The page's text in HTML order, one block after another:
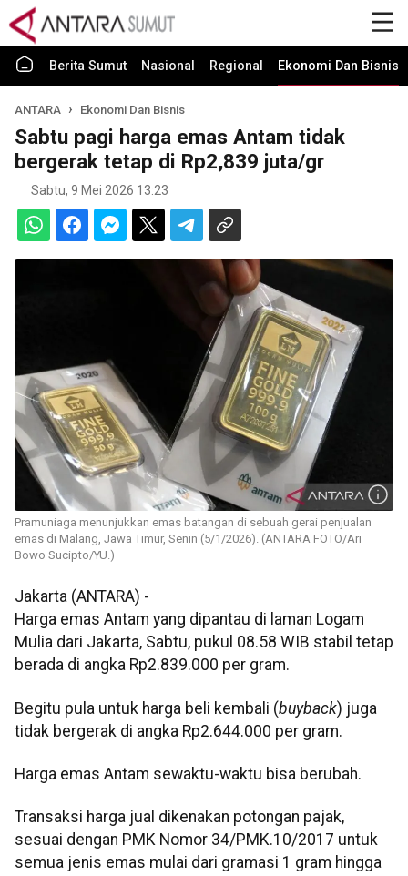
Berita Sumut Nasional Regional Ekonomi Dan Bisnis
ANTARA Ekonomi Dan Bisnis
Sabtu pagi harga emas Antam tidak
bergerak tetap di Rp2,839 juta/gr
Sabtu, 9 Mei 2026 13:23
Pramuniaga menunjukkan emas batangan di sebuah gerai penjualan
emas di Malang, Jawa Timur, Senin (5/1/2026). (ANTARA FOTO/Ari
Bowo Sucipto/YU.)
Jakarta (ANTARA) -
Harga emas Antam yang dipantau di laman Logam
Mulia dari Jakarta, Sabtu, pukul 08.58 WIB stabil tetap
berada di angka Rp2.839.000 per gram.
Begitu pula untuk harga beli kembali (buyback) juga
tidak bergerak di angka Rp2.644.000 per gram.
Harga emas Antam sewaktu-waktu bisa berubah.
Transaksi harga jual dikenakan potongan pajak,
sesuai dengan PMK Nomor 34/PMK.10/2017 untuk
semua jenis emas mulai dari gramasi 1 gram hingga